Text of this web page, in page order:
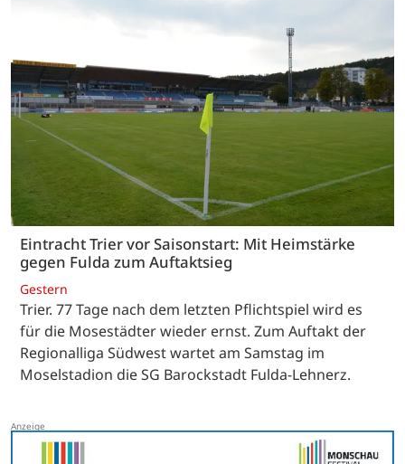
Eintracht Trier vor Saisonstart: Mit Heimstärke
gegen Fulda zum Auftaktsieg
Gestern
Trier. 77 Tage nach dem letzten Pflichtspiel wird es
für die Mosestädter wieder ernst. Zum Auftakt der
Regionalliga Südwest wartet am Samstag im
Moselstadion die SG Barockstadt Fulda-Lehnerz.